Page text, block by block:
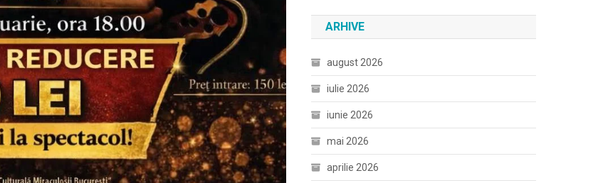
ARHIVE
august 2026
iulie 2026
iunie 2026
mai 2026
aprilie 2026